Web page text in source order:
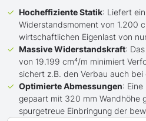
Hocheffiziente Statik: Liefert
Widerstandsmoment von 1.200
wirtschaftlichen Eigenlast von
Massive Widerstandskraft:
von 19.199 cm⁴/m minimiert
sichert z.B. den Verbau auch bei
Optimierte Abmessungen:
gepaart mit 320 mm Wandhöhe
spurgetreue Einbringung der